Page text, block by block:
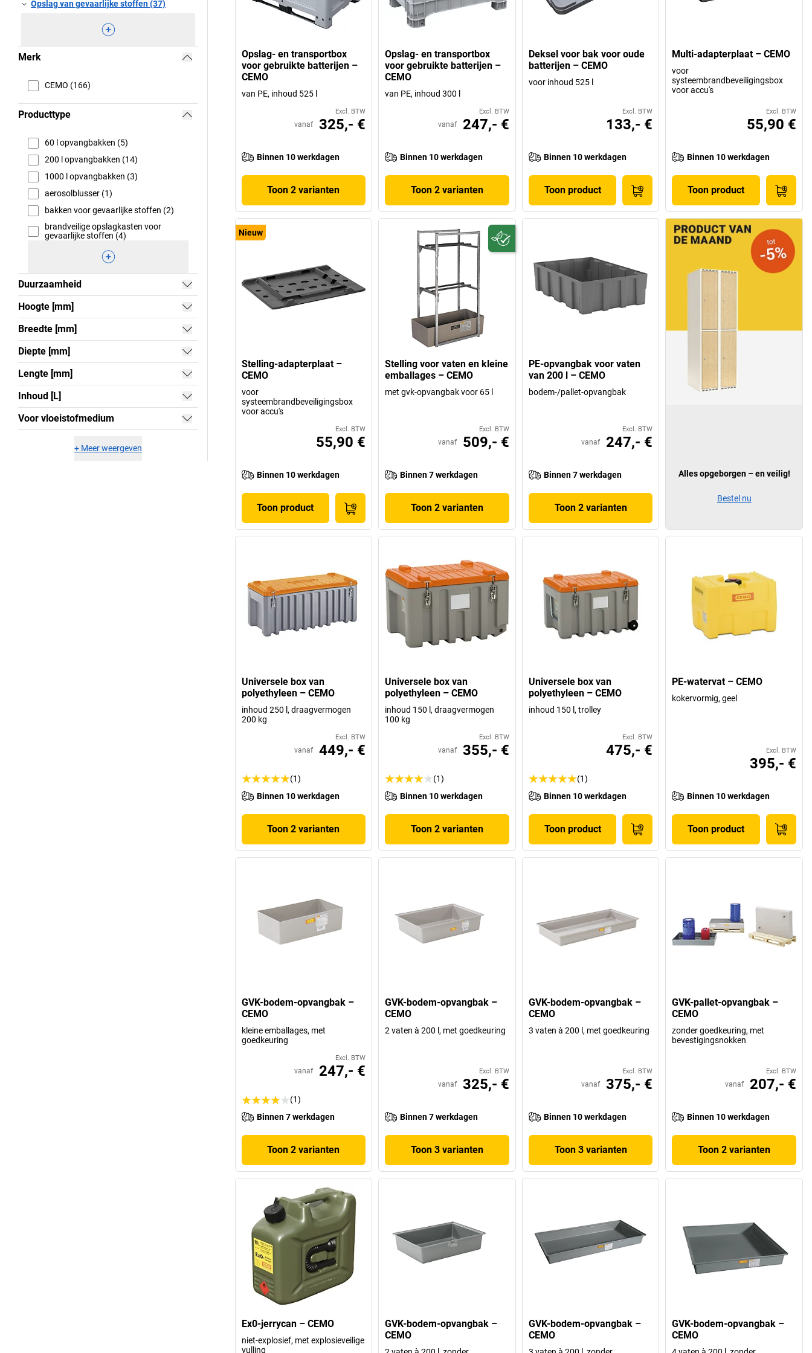
Opslag van gevaarlijke stoffen (37)
Merk
CEMO (166)
Producttype
60 l opvangbakken (5)
200 l opvangbakken (14)
1000 l opvangbakken (3)
aerosolblusser (1)
bakken voor gevaarlijke stoffen (2)
brandveilige opslagkasten voor
gevaarlijke stoffen (4)
Duurzaamheid
Hoogte [mm]
Breedte [mm]
Diepte [mm]
Lengte [mm]
Inhoud [L]
Voor vloeistofmedium
+ Meer weergeven
Opslag- en transportbox
voor gebruikte batterijen –
CEMO
van PE, inhoud 525 l
Excl. BTW
vanaf 325,- €
Binnen 10 werkdagen
Toon 2 varianten
Opslag- en transportbox
voor gebruikte batterijen –
CEMO
van PE, inhoud 300 l
Excl. BTW
vanaf 247,- €
Binnen 10 werkdagen
Toon 2 varianten
Deksel voor bak voor oude
batterijen – CEMO
voor inhoud 525 l
Excl. BTW
133,- €
Binnen 10 werkdagen
Toon product
Multi-adapterplaat – CEMO
voor
systeembrandbeveiligingsbox
voor accu's
Excl. BTW
55,90 €
Binnen 10 werkdagen
Toon product
Nieuw
Stelling-adapterplaat –
CEMO
voor
systeembrandbeveiligingsbox
voor accu's
Excl. BTW
55,90 €
Binnen 10 werkdagen
Toon product
Stelling voor vaten en kleine
emballages – CEMO
met gvk-opvangbak voor 65 l
Excl. BTW
vanaf 509,- €
Binnen 7 werkdagen
Toon 2 varianten
PE-opvangbak voor vaten
van 200 l – CEMO
bodem-/pallet-opvangbak
Excl. BTW
vanaf 247,- €
Binnen 7 werkdagen
Toon 2 varianten
Universele box van
polyethyleen – CEMO
inhoud 250 l, draagvermogen
200 kg
Excl. BTW
vanaf 449,- €
(1)
Binnen 10 werkdagen
Toon 2 varianten
Universele box van
polyethyleen – CEMO
inhoud 150 l, draagvermogen
100 kg
Excl. BTW
vanaf 355,- €
(1)
Binnen 10 werkdagen
Toon 2 varianten
Universele box van
polyethyleen – CEMO
inhoud 150 l, trolley
Excl. BTW
475,- €
(1)
Binnen 10 werkdagen
Toon product
PE-watervat – CEMO
kokervormig, geel
Excl. BTW
395,- €
Binnen 10 werkdagen
Toon product
GVK-bodem-opvangbak –
CEMO
kleine emballages, met
goedkeuring
Excl. BTW
vanaf 247,- €
(1)
Binnen 7 werkdagen
Toon 2 varianten
GVK-bodem-opvangbak –
CEMO
2 vaten à 200 l, met goedkeuring
Excl. BTW
vanaf 325,- €
Binnen 7 werkdagen
Toon 3 varianten
GVK-bodem-opvangbak –
CEMO
3 vaten à 200 l, met goedkeuring
Excl. BTW
vanaf 375,- €
Binnen 10 werkdagen
Toon 3 varianten
GVK-pallet-opvangbak –
CEMO
zonder goedkeuring, met
bevestigingsnokken
Excl. BTW
vanaf 207,- €
Binnen 10 werkdagen
Toon 2 varianten
Ex0-jerrycan – CEMO
niet-explosief, met explosieveilige
vulling
GVK-bodem-opvangbak –
CEMO
GVK-bodem-opvangbak –
CEMO
GVK-bodem-opvangbak –
CEMO
Alles opgeborgen – en veilig!
Bestel nu